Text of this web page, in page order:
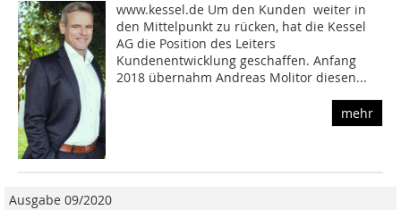
www.kessel.de Um den Kunden weiter in
den Mittelpunkt zu rücken, hat die Kessel
AG die Position des Leiters
Kundenentwicklung geschaffen. Anfang
2018 übernahm Andreas Molitor diesen...
mehr
Ausgabe 09/2020